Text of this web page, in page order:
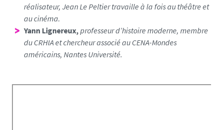
réalisateur, Jean Le Peltier travaille à la fois au théâtre et
au cinéma.
Yann Lignereux, professeur d’histoire moderne, membre
du CRHIA et chercheur associé au CENA-Mondes
américains, Nantes Université.